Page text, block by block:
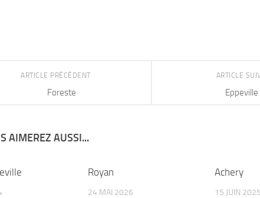
ARTICLE
Eppeville
ARTICLE PRÉCÉDENT
Foreste
AIMEREZ AUSSI...
Royan
24 MAI 2026
Achery
15 JUIN 2025